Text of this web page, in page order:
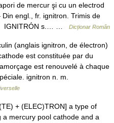
de mercur şi cu un electrod
engl., fr. ignitron. Trimis de
IGNITRÓN s.… …
Dicționar Român
(anglais ignitron, de électron)
est constituée par du
est renouvelé à chaque
ignitron n. m.
+ (ELEC)TRON] a type of
mercury pool cathode and a